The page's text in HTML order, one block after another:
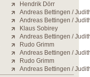
Hendrik Dörr
Andreas Bettingen /
Andreas Bettingen /
Klaus Sobirey
Andreas Bettingen /
Rudo Grimm
Andreas Bettingen /
Rudo Grimm
Andreas Bettingen /